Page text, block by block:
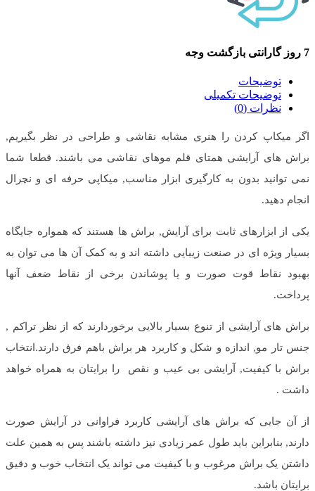
7 روز گارانتی بازگشت وجه
توضیحات
توضیحات تکمیلی
نظرات (0)
اگر میکاپ کردن را هنری مشابه نقاشی و طراحی در نظر بگیریم,
براش های آرایشی همتای قلم موهای نقاشی می باشند. قطعا شما
نمی توانید بدون به کارگیری ابزار مناسب, میکاپی حرفه ای و نچرال
انجام دهید.
یکی از ابزارهای ثابت برای آرایش, براش ها هستند که همواره جایگاه
بسیار ویژه ای در صنعت زیبایی داشته اند و به کمک آن ها می توان به
بهبود نقاط قوت صورت و یا پوشاندن برخی از نقاط ضعف آنها
پرداخت.
براش های آرایشی از تنوع بسیار بالایی برخوردارند که از نظر تراکم ,
جنس تار مو, اندازه و شکل و کاربرد هر براش باهم فرق دارند.انتخاب
براش با کیفیت, آرایشی بی عیب و نقص را برایتان به همراه خواهد
داشت .
از آن جایی که براش های آرایشی کاربرد فراوانی در آرایش صورت
دارند, بنابراین باید طول عمر زیادی نیز داشته باشند پس به همین علت
داشتن یک براش مرغوب و با کیفیت می تواند یک انتخاب خوب و دقیق
برایتان باشد.